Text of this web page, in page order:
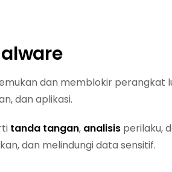
dan memblokir perangkat
dan aplikasi.
tanda tangan, analisis perilaku,
dan melindungi data sensitif.